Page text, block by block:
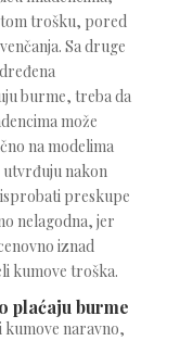
tom trošku, pored
Sa druge
burme, treba da
može
na modelima
utvrđuju nakon
preskupe
nelagodna, jer
iznad
kumove troška.
plaćaju burme
kumove naravno,